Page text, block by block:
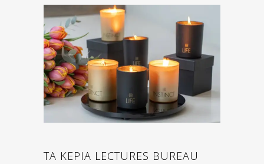
ΤΑ ΚΕΡΙΑ LECTURES BUREAU